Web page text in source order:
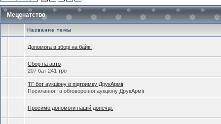
Меценатство
Название темы
Допомога в зборі на байк.
Сбор на авто
207 бат 241 тро
ТГ бот аукціону в підтримку ДрукАрмії
Посилання та обговорення аукціону ДрукАрмії
Просимо допомоги нашій донечці.